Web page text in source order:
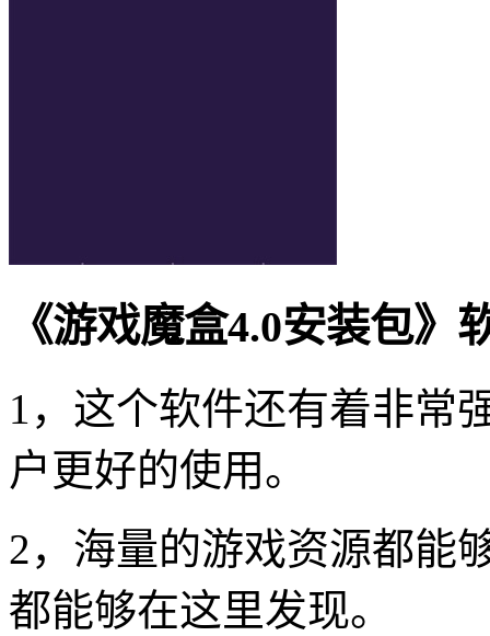
《游戏魔盒4.0安装包》
1，这个软件还有着非常
户更好的使用。
2，海量的游戏资源都能
都能够在这里发现。